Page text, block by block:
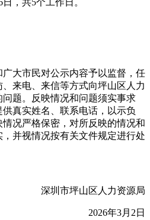
，共5个工作日。
大市民对公示内容予以监督，任
来电、来信等方式向坪山区人力
题。反映情况和问题须实事求
真实姓名、联系电话，以示负
况严格保密，对所反映的情况和
并视情况按有关文件规定进行处
深圳市坪山区人力资源局
2026年3月2日